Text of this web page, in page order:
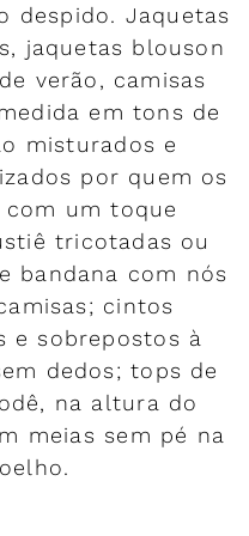
despido. Jaquetas
jaquetas blouson
verão, camisas
em tons de
misturados e
por quem os
um toque
tricotadas ou
bandana com nós
cintos
e sobrepostos à
dedos; tops de
na altura do
meias sem pé na